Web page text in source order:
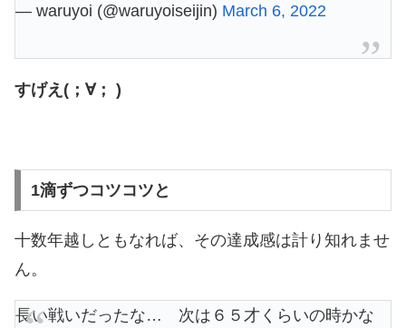
— waruyoi (@waruyoiseijin) March 6, 2022
すげえ(；∀； )
1滴ずつコツコツと
十数年越しともなれば、その達成感は計り知れませ
ん。
長い戦いだったな… 次は６５才くらいの時かな